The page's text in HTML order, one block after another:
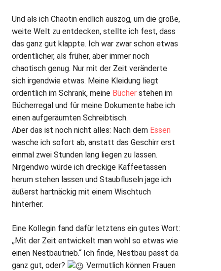
Und als ich Chaotin endlich auszog, um die große,
weite Welt zu entdecken, stellte ich fest, dass
das ganz gut klappte. Ich war zwar schon etwas
ordentlicher, als früher, aber immer noch
chaotisch genug. Nur mit der Zeit veränderte
sich irgendwie etwas. Meine Kleidung liegt
ordentlich im Schrank, meine Bücher stehen im
Bücherregal und für meine Dokumente habe ich
einen aufgeräumten Schreibtisch.
Aber das ist noch nicht alles: Nach dem Essen
wasche ich sofort ab, anstatt das Geschirr erst
einmal zwei Stunden lang liegen zu lassen.
Nirgendwo würde ich dreckige Kaffeetassen
herum stehen lassen und Staubfluseln jage ich
äußerst hartnäckig mit einem Wischtuch
hinterher.
Eine Kollegin fand dafür letztens ein gutes Wort:
,,Mit der Zeit entwickelt man wohl so etwas wie
einen Nestbautrieb.“ Ich finde, Nestbau passt da
ganz gut, oder?
Vermutlich können Frauen